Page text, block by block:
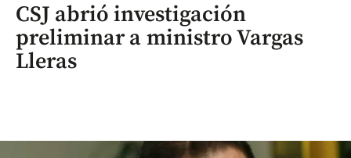
CSJ abrió investigación
preliminar a ministro Vargas
Lleras